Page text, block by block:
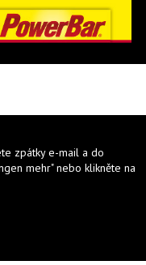
zpátky e-mail a do
mehr" nebo klikněte na